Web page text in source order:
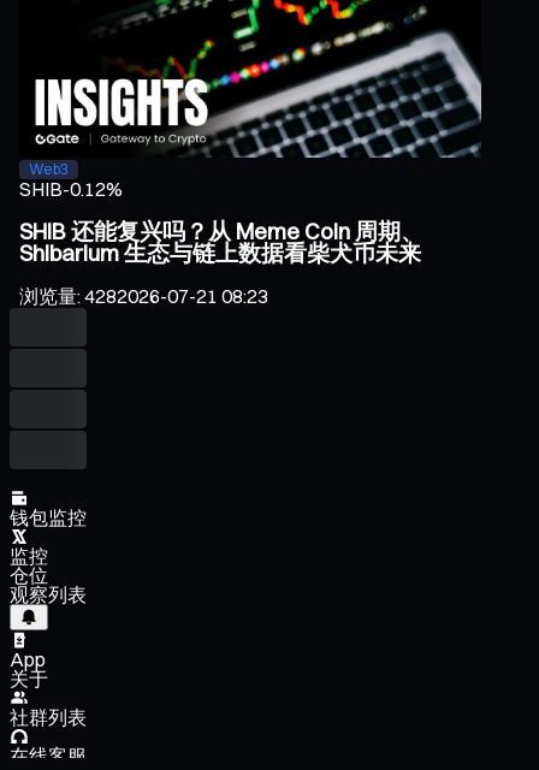
Web3
SHIB-0.12%
SHIB 还能复兴吗？从 Meme Coin 周期、
Shibarium 生态与链上数据看柴犬币未来
浏览量:4282026-07-21 08:23
钱包监控
监控
仓位
观察列表
App
关于
社群列表
在线客服